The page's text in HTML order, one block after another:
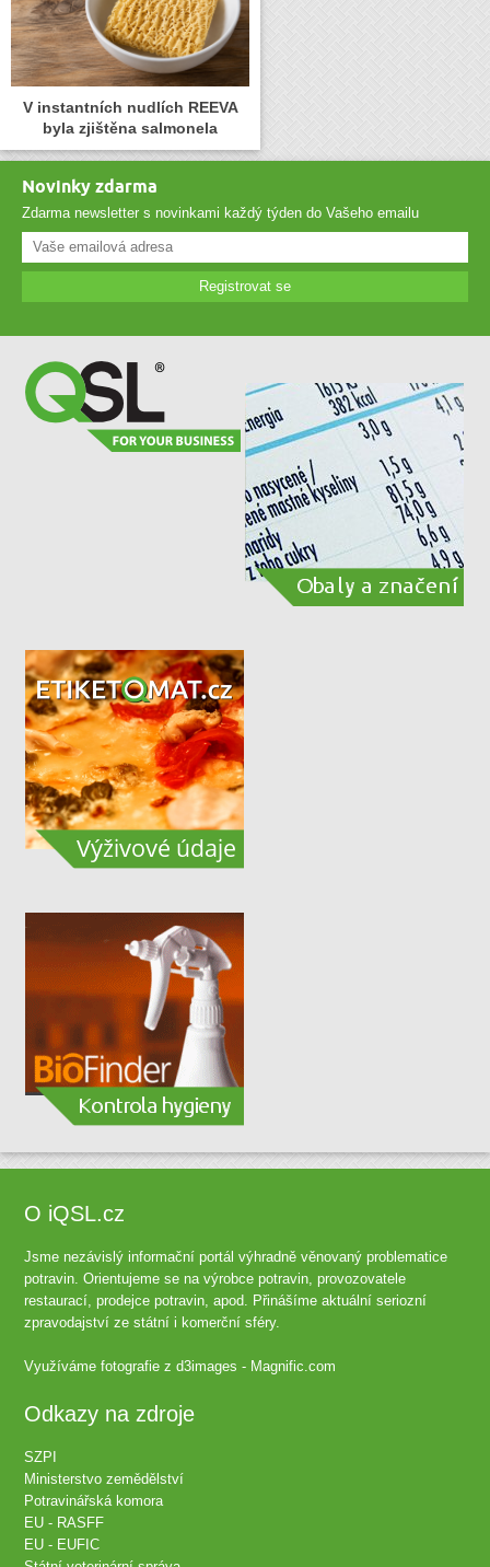
V instantních nudlích REEVA
byla zjištěna salmonela
Novinky zdarma
Zdarma newsletter s novinkami každý týden do Vašeho emailu
Registrovat se
O iQSL.cz
Jsme nezávislý informační portál výhradně věnovaný problematice
potravin. Orientujeme se na výrobce potravin, provozovatele
restaurací, prodejce potravin, apod. Přinášíme aktuální seriozní
zpravodajství ze státní i komerční sféry.
Využíváme fotografie zd3images - Magnific.com
Odkazy na zdroje
SZPI
Ministerstvo zemědělství
Potravinářská komora
EU - RASFF
EU - EUFIC